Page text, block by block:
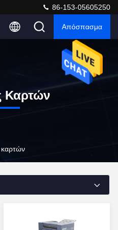
86-153-05605250
Απόσπασμα
Καρτών
καρτών